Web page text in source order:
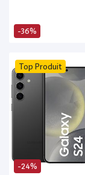
-36%
-24%
Top Produit